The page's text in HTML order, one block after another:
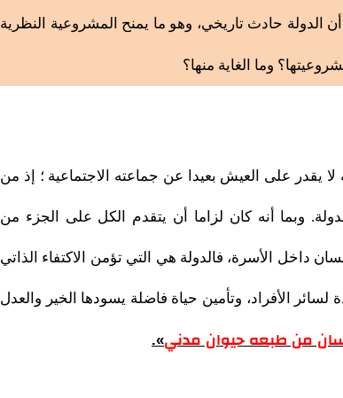
الدولة حادث تاريخي، وهو ما يمنح المشروعية النظرية
وما الغاية منها؟
يقدر على العيش بعيدا عن جماعته الاجتماعية ؛ إذ من
وبما أنه كان لزاما أن يتقدم الكل على الجزء من
داخل الأسرة، فالدولة هي التي تؤمن الاكتفاء الذاتي
الأفراد، وتأمين حياة فاضلة يسودها الخير والعدل
من طبعه حيوان مدني».